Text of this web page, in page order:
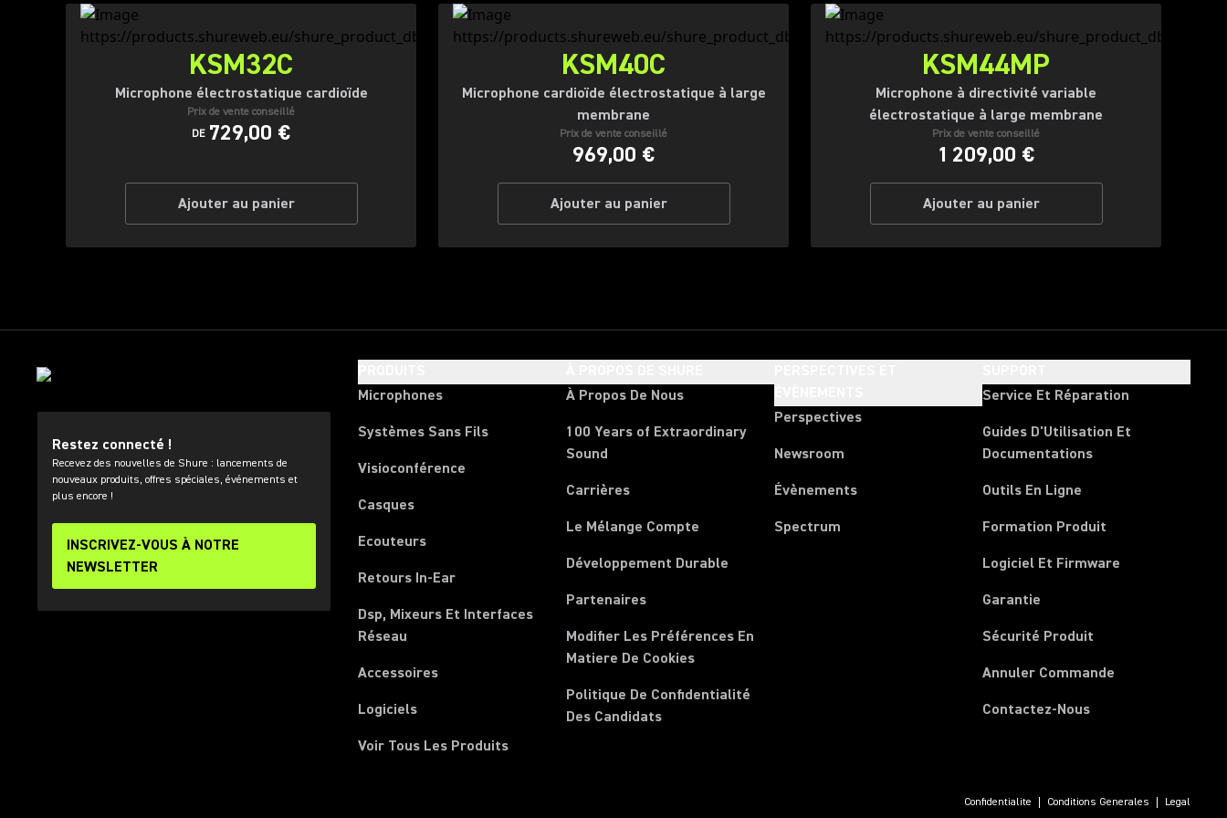
KSM32C
Microphone électrostatique cardioïde
Prix de vente conseillé
DE 729,00 €
Ajouter au panier
KSM40C
Microphone cardioïde électrostatique à large
membrane
Prix de vente conseillé
969,00 €
Ajouter au panier
KSM44MP
Microphone à directivité variable
électrostatique à large membrane
Prix de vente conseillé
1 209,00 €
Ajouter au panier
Restez connecté !
Recevez des nouvelles de Shure : lancements de
nouveaux produits, offres spéciales, événements et
plus encore !
INSCRIVEZ-VOUS À NOTRE
NEWSLETTER
Microphones
Systèmes Sans Fils
Visioconférence
Casques
Ecouteurs
Retours In-Ear
Dsp, Mixeurs Et Interfaces
Réseau
Accessoires
Logiciels
Voir Tous Les Produits
À Propos De Nous
100 Years of Extraordinary
Sound
Carrières
Le Mélange Compte
Développement Durable
Partenaires
Modifier Les Préférences En
Matiere De Cookies
Politique De Confidentialité
Des Candidats
Perspectives
Newsroom
Évènements
Spectrum
Service Et Réparation
Guides D'Utilisation Et
Documentations
Outils En Ligne
Formation Produit
Logiciel Et Firmware
Garantie
Sécurité Produit
Annuler Commande
Contactez-Nous
Confidentialite Conditions Generales Legal